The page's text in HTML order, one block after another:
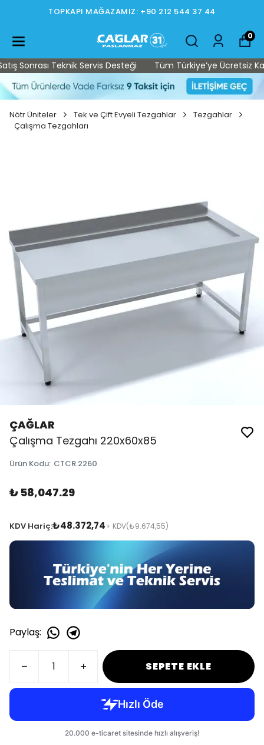
TOPKAPI MAĞAZAMIZ: +90 212 544 37 44
0
Sonrası Teknik Servis Desteği Tüm Türkiye’ye Ücretsiz
Nötr Üniteler Tek ve Çift Evyeli Tezgahlar
Tezgahlar
Çalışma Tezgahları
ÇAĞLAR
Çalışma Tezgahı 220x60x85
Ürün Kodu: CTCR.2260
₺ 58,047.29
KDV Hariç:₺48.372,74+ KDV(₺9.674,55)
Paylaş:
SEPETE EKLE